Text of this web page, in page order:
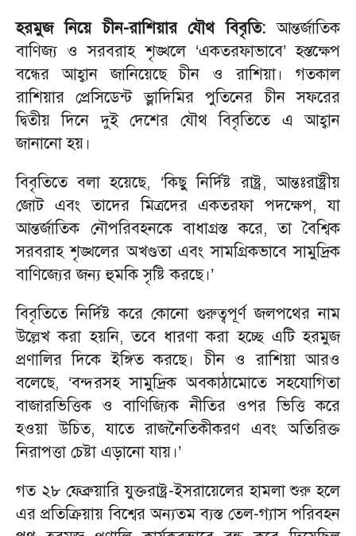
হরমুজ নিয়ে চীন-রাশিয়ার যৌথ বিবৃতি: আন্তর্জাতিক
বাণিজ্য ও সরবরাহ শৃঙ্খলে ‘একতরফাভাবে’ হস্তক্ষেপ
বন্ধের আহ্বান জানিয়েছে চীন ও রাশিয়া। গতকাল
রাশিয়ার প্রেসিডেন্ট ভ্লাদিমির পুতিনের চীন সফরের
দ্বিতীয় দিনে দুই দেশের যৌথ বিবৃতিতে এ আহ্বান
জানানো হয়।
বিবৃতিতে বলা হয়েছে, ‘কিছু নির্দিষ্ট রাষ্ট্র, আন্তঃরাষ্ট্রীয়
জোট এবং তাদের মিত্রদের একতরফা পদক্ষেপ, যা
আন্তর্জাতিক নৌপরিবহনকে বাধাগ্রস্ত করে, তা বৈশ্বিক
সরবরাহ শৃঙ্খলের অখণ্ডতা এবং সামগ্রিকভাবে সামুদ্রিক
বাণিজ্যের জন্য হুমকি সৃষ্টি করছে।’
বিবৃতিতে নির্দিষ্ট করে কোনো গুরুত্বপূর্ণ জলপথের নাম
উল্লেখ করা হয়নি, তবে ধারণা করা হচ্ছে এটি হরমুজ
প্রণালির দিকে ইঙ্গিত করছে। চীন ও রাশিয়া আরও
বলেছে, ‘বন্দরসহ সামুদ্রিক অবকাঠামোতে সহযোগিতা
বাজারভিত্তিক ও বাণিজ্যিক নীতির ওপর ভিত্তি করে
হওয়া উচিত, যাতে রাজনৈতিকীকরণ এবং অতিরিক্ত
নিরাপত্তা চেষ্টা এড়ানো যায়।’
গত ২৮ ফেব্রুয়ারি যুক্তরাষ্ট্র-ইসরায়েলের হামলা শুরু হলে
এর প্রতিক্রিয়ায় বিশ্বের অন্যতম ব্যস্ত তেল-গ্যাস পরিবহন